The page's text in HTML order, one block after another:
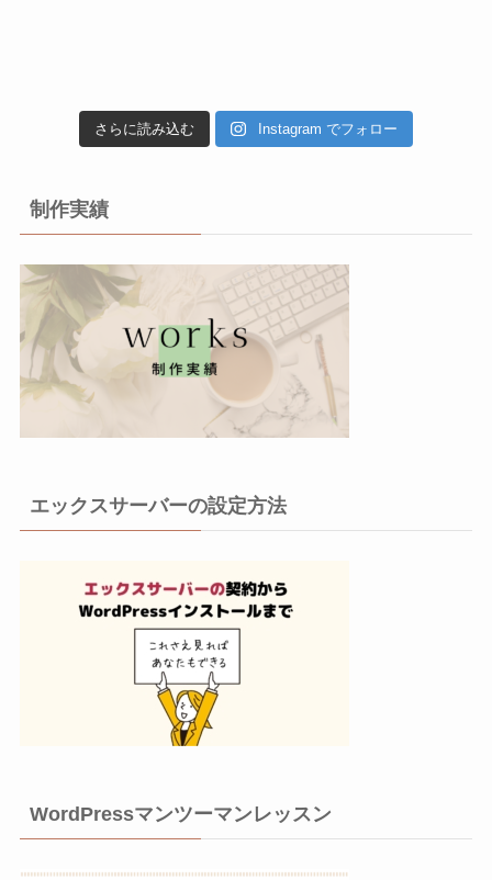
さらに読み込む Instagram でフォロー
制作実績
エックスサーバーの設定方法
WordPressマンツーマンレッスン